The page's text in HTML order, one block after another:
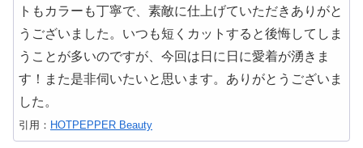
トもカラーも丁寧で、素敵に仕上げていただきありがと
うございました。いつも短くカットすると後悔してしま
うことが多いのですが、今回は日に日に愛着が湧きま
す！また是非伺いたいと思います。ありがとうございま
した。
引用： HOTPEPPER Beauty